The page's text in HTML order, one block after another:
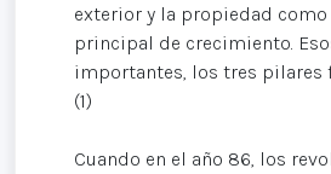
exterior y la propiedad
principal de crecimiento.
importantes, los tres pilares
(1)
Cuando en el año 86, los